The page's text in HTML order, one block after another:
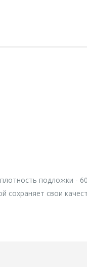
подложки -
сохраняет свои